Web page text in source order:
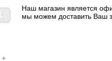
Наш магазин является
мы можем доставить Ваш